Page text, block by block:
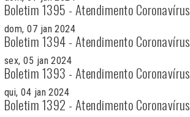
Boletim 1395 - Atendimento Coronavírus
dom, 07 jan 2024
Boletim 1394 - Atendimento Coronavírus
sex, 05 jan 2024
Boletim 1393 - Atendimento Coronavírus
qui, 04 jan 2024
Boletim 1392 - Atendimento Coronavírus